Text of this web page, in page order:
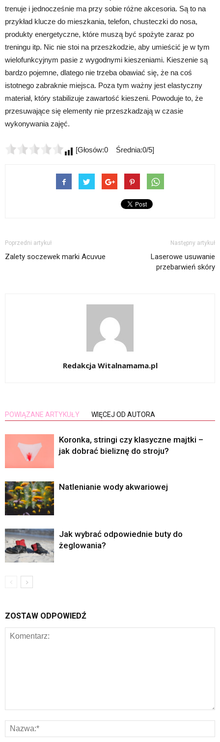
trenuje i jednocześnie ma przy sobie różne akcesoria. Są to na
przykład klucze do mieszkania, telefon, chusteczki do nosa,
produkty energetyczne, które muszą być spożyte zaraz po
treningu itp. Nic nie stoi na przeszkodzie, aby umieścić je w tym
wielofunkcyjnym pasie z wygodnymi kieszeniami. Kieszenie są
bardzo pojemne, dlatego nie trzeba obawiać się, że na coś
istotnego zabraknie miejsca. Poza tym ważny jest elastyczny
materiał, który stabilizuje zawartość kieszeni. Powoduje to, że
przesuwające się elementy nie przeszkadzają w czasie
wykonywania zajęć.
[Głosów:0 Średnia:0/5]
Poprzedni artykuł
Zalety soczewek marki Acuvue
Następny artykuł
Laserowe usuwanie
przebarwień skóry
Redakcja Witalnamama.pl
POWIĄZANE ARTYKUŁY WIĘCEJ OD AUTORA
Koronka, stringi czy klasyczne majtki –
jak dobrać bieliznę do stroju?
Natlenianie wody akwariowej
Jak wybrać odpowiednie buty do
żeglowania?
ZOSTAW ODPOWIEDŹ